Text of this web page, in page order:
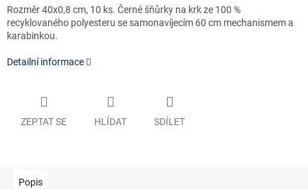
Rozměr 40x0,8 cm, 10 ks. Černé šňůrky na krk ze 100 %
recyklovaného polyesteru se samonavíjecím 60 cm mechanismem a
karabinkou.
Detailní informace
ZEPTAT SE HLÍDAT SDÍLET
Popis